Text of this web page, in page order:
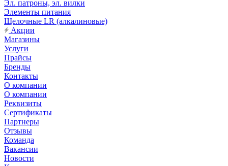
Эл. патроны, эл. вилки
Элементы питания
Щелочные LR (алкалиновые)
Акции
Магазины
Услуги
Прайсы
Бренды
Контакты
О компании
О компании
Реквизиты
Сертификаты
Партнеры
Отзывы
Команда
Вакансии
Новости